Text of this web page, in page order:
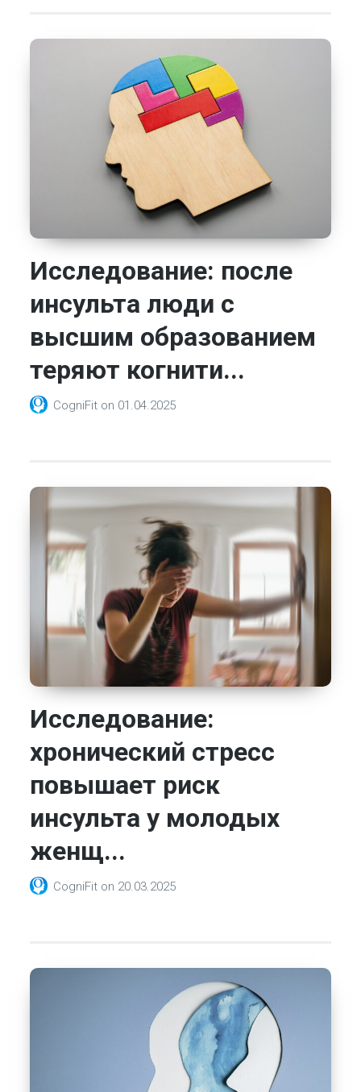
Исследование: после
инсульта люди с
высшим образованием
теряют когнити...
CogniFit on 01.04.2025
Исследование:
хронический стресс
повышает риск
инсульта у молодых
женщ...
CogniFit on 20.03.2025